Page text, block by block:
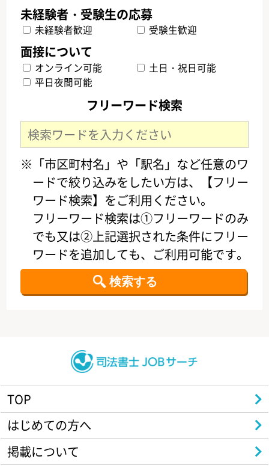
未経験者歓迎 受験生歓迎
オンライン可能
土日・祝日可能
平日夜間可能
フリーワード検索
※「市区町村名」や「駅名」など任意のワ
ードで絞り込みをしたい方は、【フリー
ワード検索】をご利用ください。
フリーワード検索は①フリーワードのみ
でも又は②上記選択された条件にフリー
ワードを追加しても、ご利用可能です。
TOP
はじめての方へ
掲載について